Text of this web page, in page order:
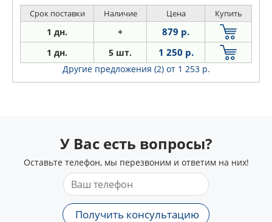
Срок поставки Наличие Цена Купить
1 дн. + 879 р.
1 дн. 5 шт. 1 250 р.
Другие предложения (2) от 1 253 р.
У Вас есть вопросы?
Оставьте телефон, мы перезвоним и ответим на них!
Получить консультацию